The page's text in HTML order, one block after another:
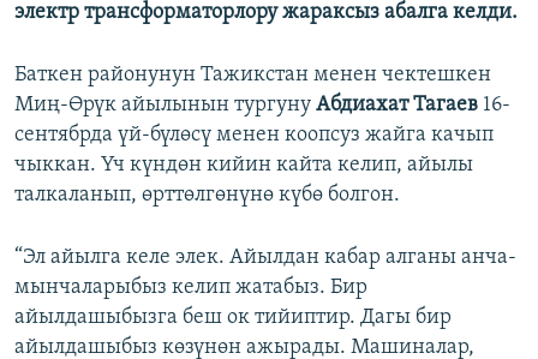
электр трансформаторлору жараксыз абалга келди.
Баткен районунун Тажикстан менен чектешкен
Миң-Өрүк айылынын тургуну Абдиахат Тагаев 16-
сентябрда үй-бүлөсү менен коопсуз жайга качып
чыккан. Үч күндөн кийин кайта келип, айылы
талкаланып, өрттөлгөнүнө күбө болгон.
“Эл айылга келе элек. Айылдан кабар алганы анча-
мынчаларыбыз келип жатабыз. Бир
айылдашыбызга беш ок тийиптир. Дагы бир
айылдашыбыз көзүнөн ажырады. Машиналар,